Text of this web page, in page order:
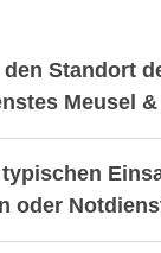
Standort
Meusel
oder